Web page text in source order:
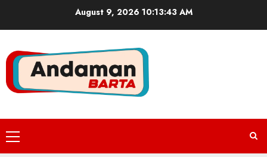
August 9, 2026 10:13:44 AM
Primary
Menu